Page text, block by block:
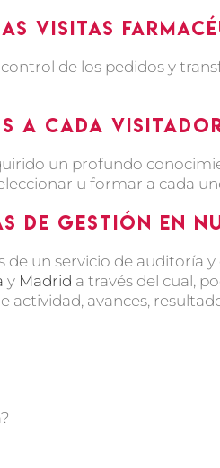
visitas
de los pedidos y
a cada
un profundo
u formar a cada
de gestión en
un servicio de auditoría
y Madrid a través del cual,
avances,